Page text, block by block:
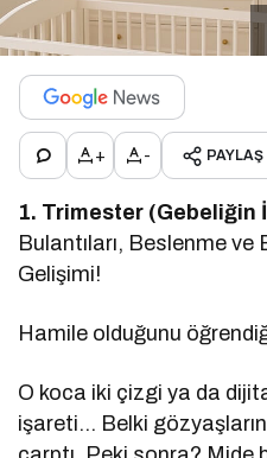
+ - PAYLAŞ
1. Trimester (Gebeliğin
Bulantıları, Beslenme ve
Gelişimi!
Hamile olduğunu
O koca iki çizgi ya da
işareti… Belki gözyaşların